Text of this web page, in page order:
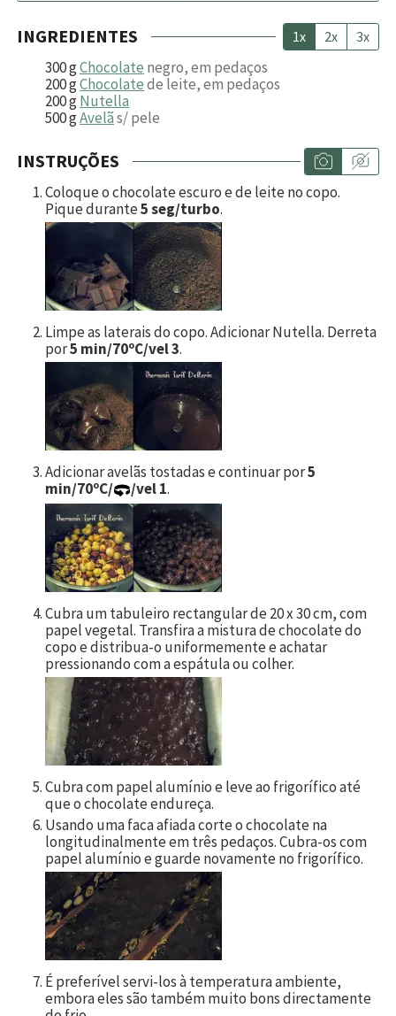
INGREDIENTES 1x 2x 3x
300gChocolate negro, em pedaços
200gChocolatede leite, em pedaços
200gNutella
500gAvelãs/ pele
INSTRUÇÕES
Coloque o chocolate escuro e de leite no copo.
Pique durante5 seg/turbo.
Limpe as laterais do copo. Adicionar Nutella. Derreta
por5 min/70ºC/vel 3.
Adicionar avelãs tostadas e continuar por5
min/70ºC/
/vel 1.
Cubra um tabuleiro rectangular de 20 x 30 cm, com
papel vegetal. Transfira a mistura de chocolate do
copo e distribua-o uniformemente e achatar
pressionando com a espátula ou colher.
Cubra com papel alumínio e leve ao frigorífico até
que o chocolate endureça.
Usando uma faca afiada corte o chocolate na
longitudinalmente em três pedaços. Cubra-os com
papel alumínio e guarde novamente no frigorífico.
É preferível servi-los à temperatura ambiente,
embora eles são também muito bons directamente